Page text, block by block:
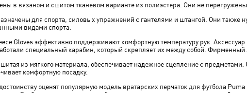
в вязаном и сшитом тканевом варианте из полиэстера. Они не
для спорта, силовых упражнений с гантелями и штангой. Они
видами спорта.
Gloves эффективно поддерживают комфортную температуру рук.
специальный карабин, который скрепляет их между собой.
из мягкого материала, обеспечивает надежное сцепление с
комфортную посадку.
оценят популярную модель вратарских перчаток для футбола
игре. Особенности конструкции обеспечивают плотную посадку и хороший